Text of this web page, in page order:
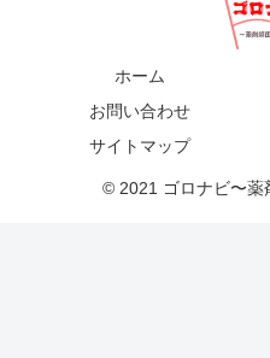
ホーム
お問い合わせ
サイトマップ
© 2021 ゴロナビ〜薬